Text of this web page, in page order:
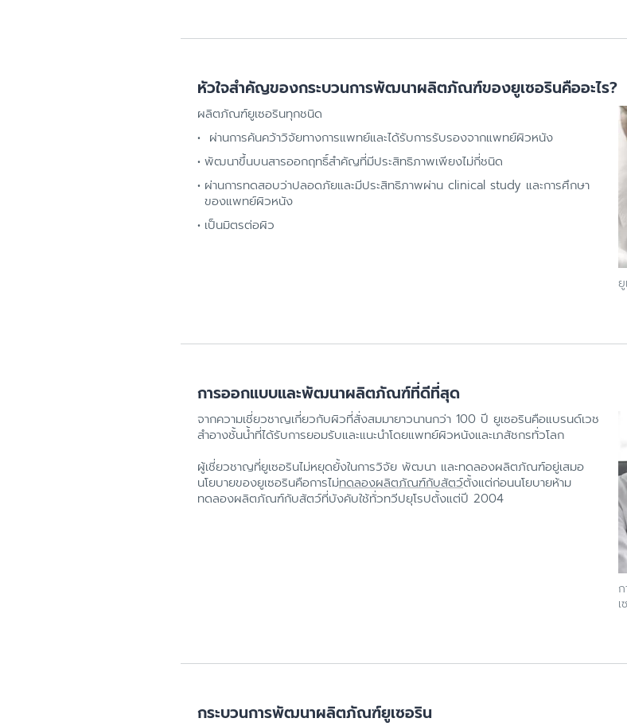
หัวใจสำคัญของกระบวนการพัฒนาผลิตภัณฑ์ของยูเซอรินคืออะไร?
ผลิตภัณฑ์ยูเซอรินทุกชนิด
ผ่านการค้นคว้าวิจัยทางการแพทย์และได้รับการรับรองจากแพทย์ผิวหนัง
พัฒนาขึ้นบนสารออกฤทธิ์สำคัญที่มีประสิทธิภาพเพียงไม่กี่ชนิด
ผ่านการทดสอบว่าปลอดภัยและมีประสิทธิภาพผ่าน clinical study และการศึกษา
ของแพทย์ผิวหนัง
เป็นมิตรต่อผิว
การออกแบบและพัฒนาผลิตภัณฑ์ที่ดีที่สุด
จากความเชี่ยวชาญเกี่ยวกับผิวที่สั่งสมมายาวนานกว่า 100 ปี ยูเซอรินคือแบรนด์เวช
สำอางชั้นน้ำที่ได้รับการยอมรับและแนะนำโดยแพทย์ผิวหนังและเภสัชกรทั่วโลก
ผู้เชี่ยวชาญที่ยูเซอรินไม่หยุดยั้งในการวิจัย พัฒนา และทดลองผลิตภัณฑ์อยู่เสมอ
นโยบายของยูเซอรินคือการไม่ทดลองผลิตภัณฑ์กับสัตว์ตั้งแต่ก่อนนโยบายห้าม
ทดลองผลิตภัณฑ์กับสัตว์ที่บังคับใช้ทั่วทวีปยุโรปตั้งแต่ปี 2004
กระบวนการพัฒนาผลิตภัณฑ์ยูเซอริน